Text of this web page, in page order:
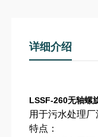
详细介绍
LSSF-260无轴螺
用于污水处理
特点：